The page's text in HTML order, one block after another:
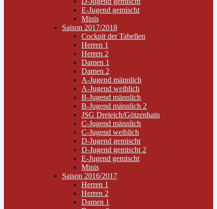
E-Jugend gemischt
Minis
Saison 2017/2018
Cockpit der Tabellen
Herren 1
Herren 2
Damen 1
Damen 2
A-Jugend männlich
A-Jugend weiblich
B-Jugend männlich
B-Jugend männlich 2
JSG Dreieich/Götzenhain
C-Jugend männlich
C-Jugend weiblich
D-Jugend gemischt
D-Jugend gemischt 2
E-Jugend gemischt
Minis
Saison 2016/2017
Herren 1
Herren 2
Damen 1